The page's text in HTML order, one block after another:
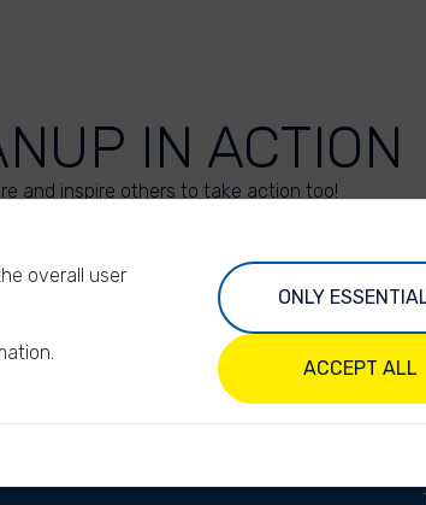
IN ACTION
and inspire others to take action too!
overall user
ONLY
ACCEPT ALL